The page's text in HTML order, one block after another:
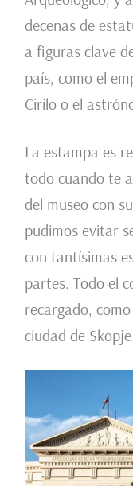
decenas de
a figuras clave
país, como el
Cirilo o el
La estampa es
todo cuando te
del museo con
pudimos evitar
con tantísimas
partes. Todo el
recargado,
ciudad de Skopje.